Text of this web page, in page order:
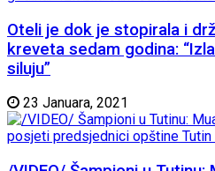
Oteli je dok je stopirala i
kreveta sedam godina:
siluju”
23 Januara, 2021